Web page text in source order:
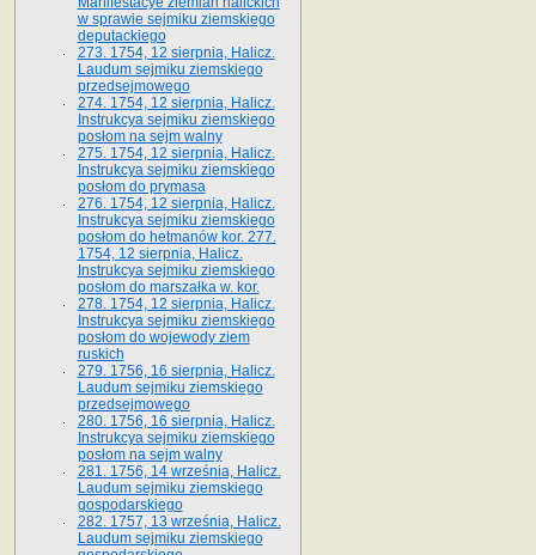
w sprawie sejmiku ziemskiego
deputackiego
273. 1754, 12 sierpnia, Halicz.
Laudum sejmiku ziemskiego
przedsejmowego
274. 1754, 12 sierpnia, Halicz.
Instrukcya sejmiku ziemskiego
posłom na sejm walny
275. 1754, 12 sierpnia, Halicz.
Instrukcya sejmiku ziemskiego
posłom do prymasa
276. 1754, 12 sierpnia, Halicz.
Instrukcya sejmiku ziemskiego
posłom do hetmanów kor. 277.
1754, 12 sierpnia, Halicz.
Instrukcya sejmiku ziemskiego
posłom do marszałka w. kor.
278. 1754, 12 sierpnia, Halicz.
Instrukcya sejmiku ziemskiego
posłom do wojewody ziem
ruskich
279. 1756, 16 sierpnia, Halicz.
Laudum sejmiku ziemskiego
przedsejmowego
280. 1756, 16 sierpnia, Halicz.
Instrukcya sejmiku ziemskiego
posłom na sejm walny
281. 1756, 14 września, Halicz.
Laudum sejmiku ziemskiego
gospodarskiego
282. 1757, 13 września, Halicz.
Laudum sejmiku ziemskiego